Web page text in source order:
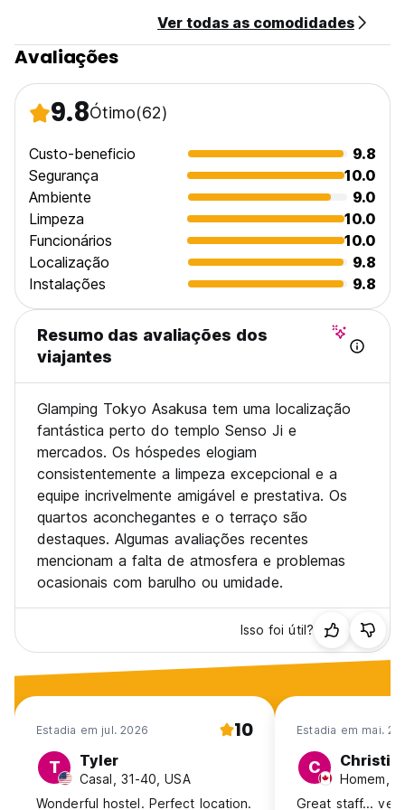
O aeroporto mais próximo é o Aeroporto Internacional
Haneda de Tóquio, a 32 km do Glamping Tokyo Asakusa.
(Auto-translated from original language)
Ver todas as comodidades
Avaliações
9.8Ótimo(62)
Custo-beneficio
9.8
Segurança
10.0
Ambiente
9.0
Limpeza
10.0
Funcionários
10.0
Localização
9.8
Instalações
9.8
Resumo das avaliações dos
viajantes
Glamping Tokyo Asakusa tem uma localização
fantástica perto do templo Senso Ji e
mercados. Os hóspedes elogiam
consistentemente a limpeza excepcional e a
equipe incrivelmente amigável e prestativa. Os
quartos aconchegantes e o terraço são
destaques. Algumas avaliações recentes
mencionam a falta de atmosfera e problemas
ocasionais com barulho ou umidade.
Isso foi útil?
Estadia em jul. 2026 10
T Tyler
Casal, 31-40, USA
Wonderful hostel. Perfect location.
Estadia em mai.
C
Homem,
Great staff...